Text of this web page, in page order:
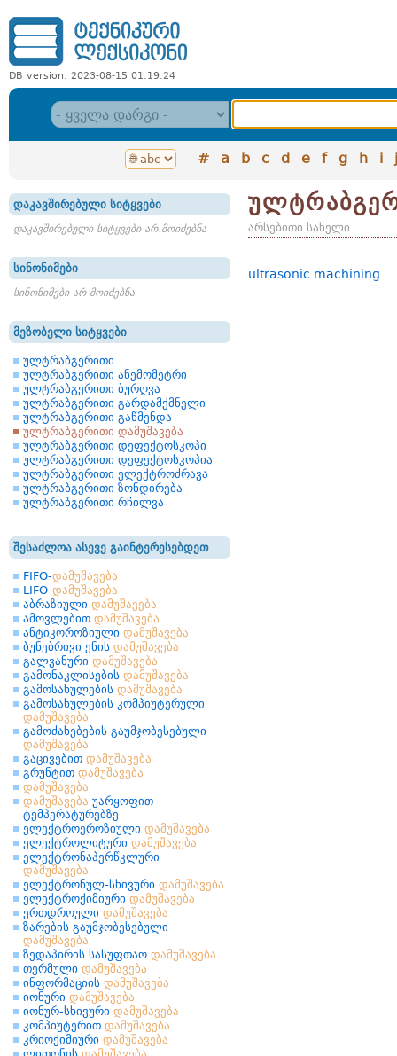
DB version: 2023-08-15 01:19:24
# a b c d e f g h i j
დაკავშირებული სიტყვები
დაკავშირებული სიტყვები არ მოიძებნა
სინონიმები
სინონიმები არ მოიძებნა
მეზობელი სიტყვები
ულტრაბგერითი
ულტრაბგერითი ანემომეტრი
ულტრაბგერითი ბურღვა
ულტრაბგერითი გარდამქმნელი
ულტრაბგერითი გაწმენდა
ულტრაბგერითი დამუშავება
ულტრაბგერითი დეფექტოსკოპი
ულტრაბგერითი დეფექტოსკოპია
ულტრაბგერითი ელექტროძრავა
ულტრაბგერითი ზონდირება
ულტრაბგერითი რჩილვა
შესაძლოა ასევე გაინტერესებდეთ
FIFO-დამუშავება
LIFO-დამუშავება
აბრაზიული დამუშავება
ამოვლებით დამუშავება
ანტიკოროზიული დამუშავება
ბუნებრივი ენის დამუშავება
გალვანური დამუშავება
გამონაკლისების დამუშავება
გამოსახულების დამუშავება
გამოსახულების კომპიუტერული
დამუშავება
გამოძახებების გაუმჯობესებული
დამუშავება
გაცივებით დამუშავება
გრუნტით დამუშავება
დამუშავება
დამუშავება უარყოფით
ტემპერატურებზე
ელექტროეროზიული დამუშავება
ელექტროლიტური დამუშავება
ელექტრონაპერწკლური
დამუშავება
ელექტრონულ-სხივური დამუშავება
ელექტროქიმიური დამუშავება
ერთდროული დამუშავება
ზარების გაუმჯობესებული
დამუშავება
ზედაპირის სასუფთაო დამუშავება
თერმული დამუშავება
ინფორმაციის დამუშავება
იონური დამუშავება
იონურ-სხივური დამუშავება
კომპიუტერით დამუშავება
კრიოქიმიური დამუშავება
არსებითი სახელი
ultrasonic machining